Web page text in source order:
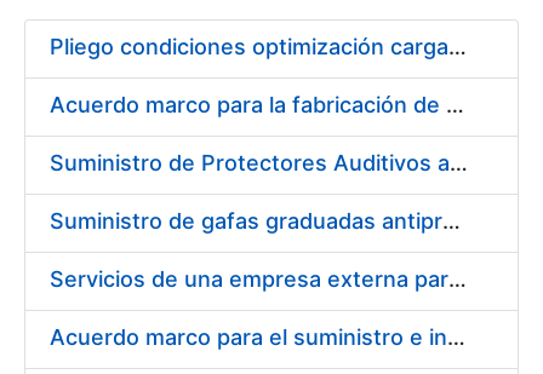
Erakutsi/Ezkutatu
Pliego condiciones optimización cargas compras firmado
Acuerdo marco para la fabricación de piezas
Suministro de Protectores Auditivos a medida para las personas trabajadoras de los Centros de Trabajo de Madrid y Burgos
Suministro de gafas graduadas antiproyecciones para los trabajadores de la FNMT-RCM en los centros de trabajo de Madrid y Burgos
Servicios de una empresa externa para el asesoramiento y resolución de los recursos de alzada que se presentan relacionados con procesos de selección para la FNMT-RCM
Acuerdo marco para el suministro e instalación de persianas, estores y otros complementos